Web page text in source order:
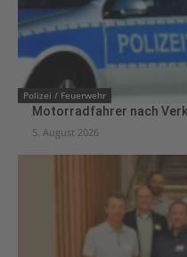
Polizei / Feuerwehr
Motorradfahrer nach
5. August 2026